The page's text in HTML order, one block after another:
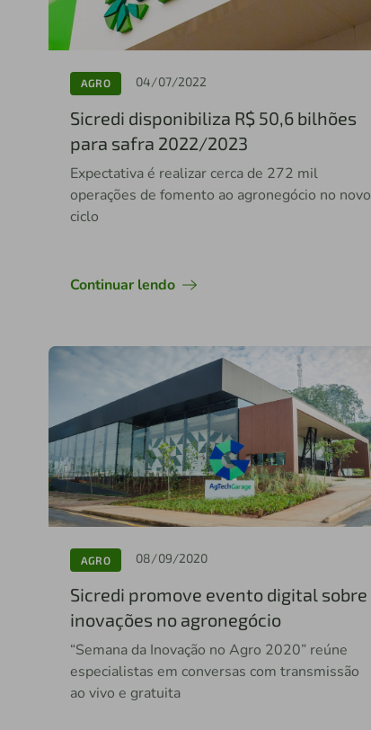
AGRO 04/07/2022
Sicredi disponibiliza R$ 50,6 bilhões
para safra 2022/2023
Expectativa é realizar cerca de 272 mil
operações de fomento ao agronegócio no novo
ciclo
Continuar lendo
AGRO 08/09/2020
Sicredi promove evento digital sobre
inovações no agronegócio
“Semana da Inovação no Agro 2020” reúne
especialistas em conversas com transmissão
ao vivo e gratuita